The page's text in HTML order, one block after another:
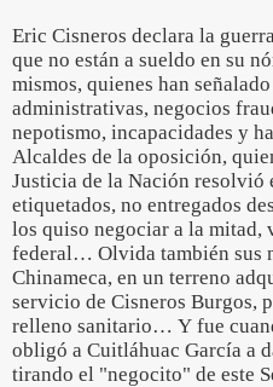
Eric Cisneros declara la
que no están a sueldo en su
mismos, quienes han
administrativas, negocios
nepotismo, incapacidades y
Alcaldes de la oposición,
Justicia de la Nación resolvió
etiquetados, no entregados
los quiso negociar a la mitad,
federal… Olvida también sus
Chinameca, en un terreno
servicio de Cisneros Burgos,
relleno sanitario… Y fue
obligó a Cuitláhuac García a
tirando el "negocito" de este